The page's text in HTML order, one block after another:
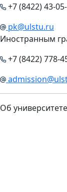
+7 (8422) 43-
pk@ulstu.ru
Иностранным
+7 (8422) 778-
Об университете